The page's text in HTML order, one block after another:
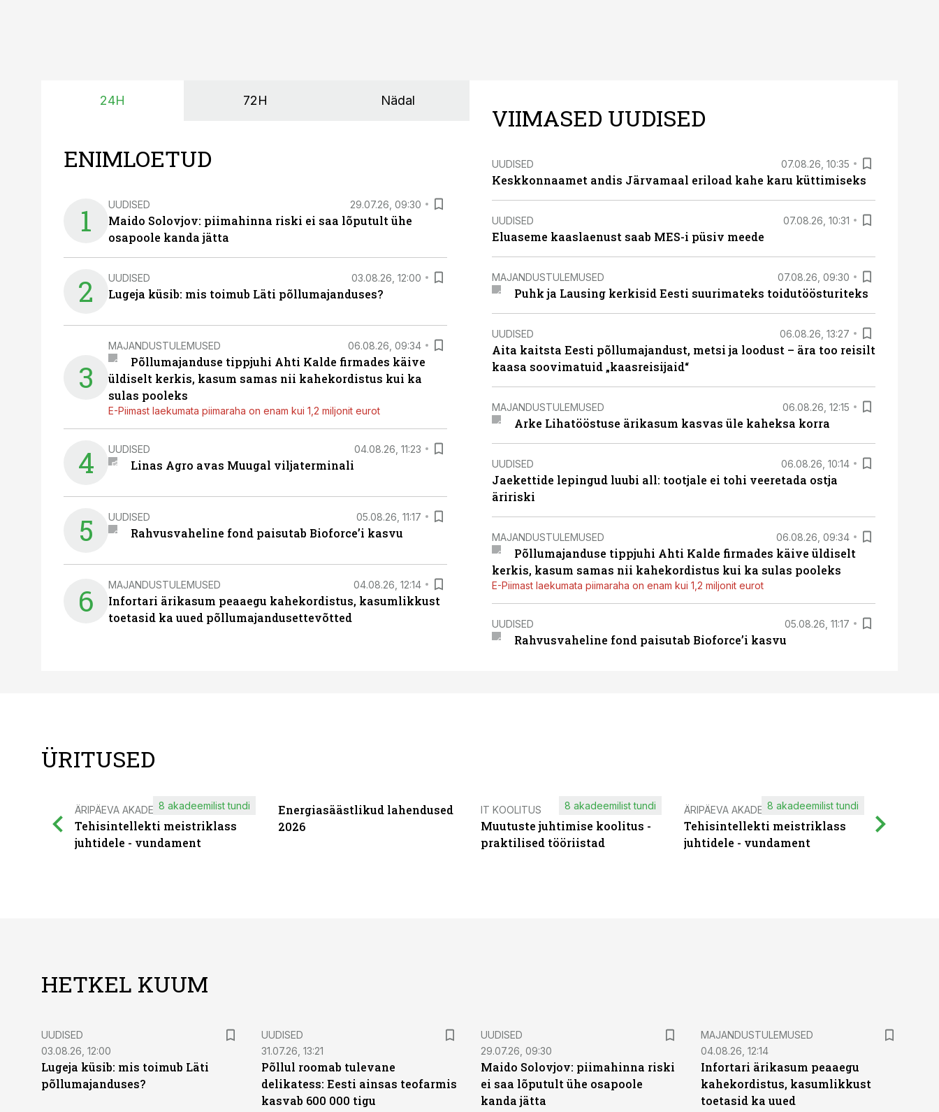
24H 72H Nädal
ENIMLOETUD
1 UUDISED 29.07.26, 09:30
Maido Solovjov: piimahinna riski ei saa lõputult ühe
osapoole kanda jätta
2 UUDISED 03.08.26, 12:00
Lugeja küsib: mis toimub Läti põllumajanduses?
3
MAJANDUSTULEMUSED 06.08.26, 09:34
Põllumajanduse tippjuhi Ahti Kalde firmades käive
üldiselt kerkis, kasum samas nii kahekordistus kui ka
sulas pooleks
E-Piimast laekumata piimaraha on enam kui 1,2 miljonit eurot
4 UUDISED 04.08.26, 11:23
Linas Agro avas Muugal viljaterminali
5 UUDISED 05.08.26, 11:17
Rahvusvaheline fond paisutab Bioforce’i kasvu
6 MAJANDUSTULEMUSED 04.08.26, 12:14
Infortari ärikasum peaaegu kahekordistus, kasumlikkust
toetasid ka uued põllumajandusettevõtted
VIIMASED UUDISED
UUDISED 07.08.26, 10:35
Keskkonnaamet andis Järvamaal eriload kahe karu küttimiseks
UUDISED 07.08.26, 10:31
Eluaseme kaaslaenust saab MES-i püsiv meede
MAJANDUSTULEMUSED 07.08.26, 09:30
Puhk ja Lausing kerkisid Eesti suurimateks toidutöösturiteks
UUDISED 06.08.26, 13:27
Aita kaitsta Eesti põllumajandust, metsi ja loodust – ära too reisilt
kaasa soovimatuid „kaasreisijaid“
MAJANDUSTULEMUSED 06.08.26, 12:15
Arke Lihatööstuse ärikasum kasvas üle kaheksa korra
UUDISED 06.08.26, 10:14
Jaekettide lepingud luubi all: tootjale ei tohi veeretada ostja
äririski
MAJANDUSTULEMUSED 06.08.26, 09:34
Põllumajanduse tippjuhi Ahti Kalde firmades käive üldiselt
kerkis, kasum samas nii kahekordistus kui ka sulas pooleks
E-Piimast laekumata piimaraha on enam kui 1,2 miljonit eurot
UUDISED 05.08.26, 11:17
Rahvusvaheline fond paisutab Bioforce’i kasvu
ÜRITUSED
ÄRIPÄEVA AKADEEMIA
Tehisintellekti meistriklass
juhtidele - vundament
8 akadeemilist tundi
Energiasäästlikud lahendused
2026
IT KOOLITUS
Muutuste juhtimise koolitus -
praktilised tööriistad
8 akadeemilist tundi ÄRIPÄEVA AKADEEMIA
Tehisintellekti meistriklass
juhtidele - vundament
8 akadeemilist tundi
HETKEL KUUM
UUDISED
03.08.26, 12:00
Lugeja küsib: mis toimub Läti
põllumajanduses?
UUDISED
31.07.26, 13:21
Põllul roomab tulevane
delikatess: Eesti ainsas teofarmis
kasvab 600 000 tigu
UUDISED
29.07.26, 09:30
Maido Solovjov: piimahinna riski
ei saa lõputult ühe osapoole
kanda jätta
MAJANDUSTULEMUSED
04.08.26, 12:14
Infortari ärikasum peaaegu
kahekordistus, kasumlikkust
toetasid ka uued